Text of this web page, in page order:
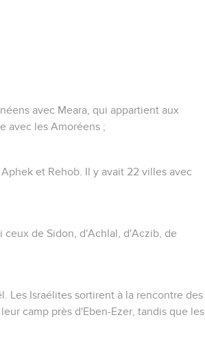
avec Meara, qui appartient aux
avec les Amoréens ;
et Rehob. Il y avait 22 villes avec
ceux de Sidon, d'Achlal, d'Aczib, de
Les Israélites sortirent à la rencontre des
camp près d'Eben-Ezer, tandis que les